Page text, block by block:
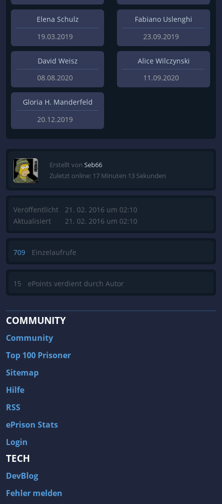
Elena Schulz
19.03.2019
Fabiano Uslenghi
23.09.2019
David Weisz
08.08.2020
Alice Wilczynski
11.09.2020
Gloria H. Manderfeld
20.12.2019
Erstellt von Seb66
Zuletzt online: 17 Minuten 13 Sekunden
Veröffentlicht
Aktualisiert
21. 02. 2016 um 02:10
21. 02. 2016 um 02:10
709 Einzelaufrufe
15 ePoints verdient durch Autor
COMMUNITY
Community
Top 100 Prisoner
Sitemap
Hilfe
RSS
ePrison Stats
Login
TECH
DevBlog
Fehler melden